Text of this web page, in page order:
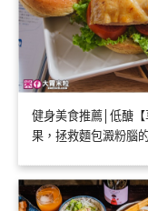
健身美食推薦│低醣
果，拯救麵包澱粉腦